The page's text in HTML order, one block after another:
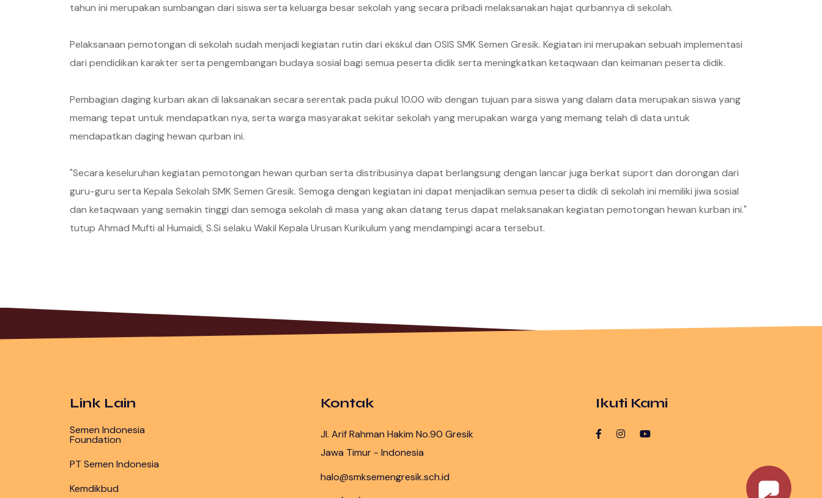
tahun ini merupakan sumbangan dari siswa serta keluarga besar sekolah yang secara pribadi melaksanakan hajat qurbannya di sekolah.
Pelaksanaan pemotongan di sekolah sudah menjadi kegiatan rutin dari ekskul dan OSIS SMK Semen Gresik. Kegiatan ini merupakan sebuah implementasi
dari pendidikan karakter serta pengembangan budaya sosial bagi semua peserta didik serta meningkatkan ketaqwaan dan keimanan peserta didik.
Pembagian daging kurban akan di laksanakan secara serentak pada pukul 10.00 wib dengan tujuan para siswa yang dalam data merupakan siswa yang
memang tepat untuk mendapatkan nya, serta warga masyarakat sekitar sekolah yang merupakan warga yang memang telah di data untuk
mendapatkan daging hewan qurban ini.
"Secara keseluruhan kegiatan pemotongan hewan qurban serta distribusinya dapat berlangsung dengan lancar juga berkat suport dan dorongan dari
guru-guru serta Kepala Sekolah SMK Semen Gresik. Semoga dengan kegiatan ini dapat menjadikan semua peserta didik di sekolah ini memiliki jiwa sosial
dan ketaqwaan yang semakin tinggi dan semoga sekolah di masa yang akan datang terus dapat melaksanakan kegiatan pemotongan hewan kurban ini."
tutup Ahmad Mufti al Humaidi, S.Si selaku Wakil Kepala Urusan Kurikulum yang mendampingi acara tersebut.
Link Lain
Semen Indonesia
Foundation
PT Semen Indonesia
Kemdikbud
Kontak
Jl. Arif Rahman Hakim No.90 Gresik
Jawa Timur - Indonesia
halo@smksemengresik.sch.id
Ikuti Kami